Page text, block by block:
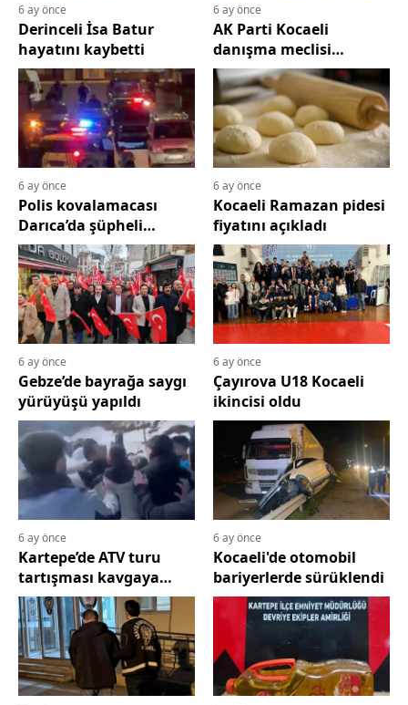
6 ay önce
Derinceli İsa Batur
hayatını kaybetti
6 ay önce
AK Parti Kocaeli
danışma meclisi
coşkuyla toplandı
6 ay önce
Polis kovalamacası
Darıca’da şüpheli
yakaladı
6 ay önce
Kocaeli Ramazan pidesi
fiyatını açıkladı
6 ay önce
Gebze’de bayrağa saygı
yürüyüşü yapıldı
6 ay önce
Çayırova U18 Kocaeli
ikincisi oldu
6 ay önce
Kartepe’de ATV turu
tartışması kavgaya
dönüştü
6 ay önce
Kocaeli'de otomobil
bariyerlerde sürüklendi